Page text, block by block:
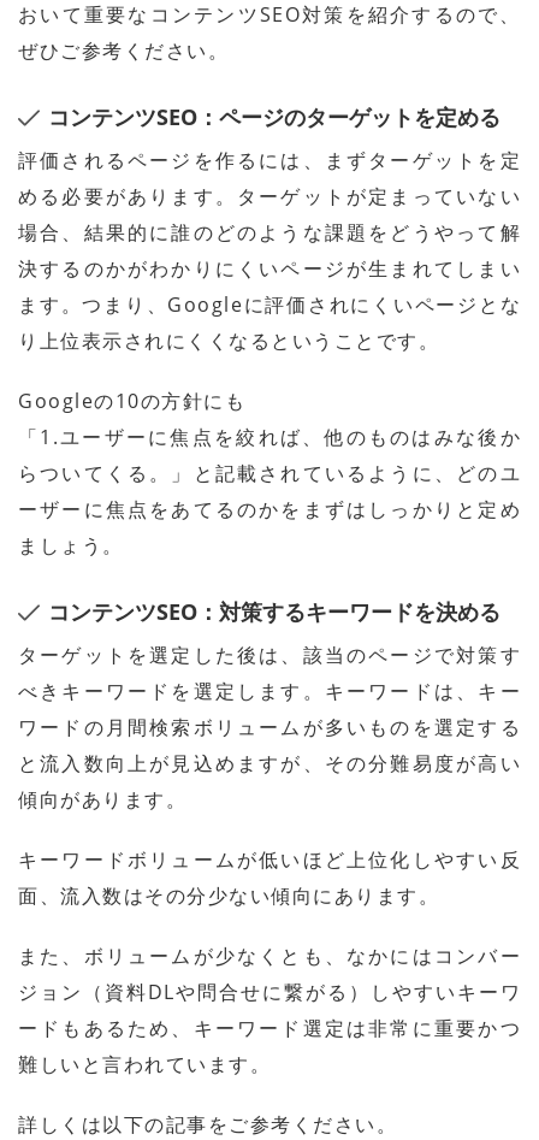
おいて重要なコンテンツSEO対策を紹介するので、
ぜひご参考ください。
コンテンツSEO：ページのターゲットを定める
評価されるページを作るには、まずターゲットを定
める必要があります。ターゲットが定まっていない
場合、結果的に誰のどのような課題をどうやって解
決するのかがわかりにくいページが生まれてしまい
ます。つまり、Googleに評価されにくいページとな
り上位表示されにくくなるということです。
Googleの10の方針にも
「1.ユーザーに焦点を絞れば、他のものはみな後か
らついてくる。」と記載されているように、どのユ
ーザーに焦点をあてるのかをまずはしっかりと定め
ましょう。
コンテンツSEO：対策するキーワードを決める
ターゲットを選定した後は、該当のページで対策す
べきキーワードを選定します。キーワードは、キー
ワードの月間検索ボリュームが多いものを選定する
と流入数向上が見込めますが、その分難易度が高い
傾向があります。
キーワードボリュームが低いほど上位化しやすい反
面、流入数はその分少ない傾向にあります。
また、ボリュームが少なくとも、なかにはコンバー
ジョン（資料DLや問合せに繋がる）しやすいキーワ
ードもあるため、キーワード選定は非常に重要かつ
難しいと言われています。
詳しくは以下の記事をご参考ください。